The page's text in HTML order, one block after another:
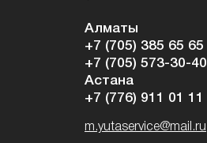
Алматы
+7 (705) 385 65 65
+7 (705) 573-30-40
Астана
+7 (776) 911 01 11
m.yutaservice@mail.ru